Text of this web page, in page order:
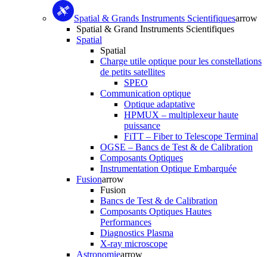
Spatial & Grands Instruments Scientifiquesarrow
Spatial & Grand Instruments Scientifiques
Spatial
Spatial
Charge utile optique pour les constellations
de petits satellites
SPEO
Communication optique
Optique adaptative
HPMUX – multiplexeur haute
puissance
FiTT – Fiber to Telescope Terminal
OGSE – Bancs de Test & de Calibration
Composants Optiques
Instrumentation Optique Embarquée
Fusionarrow
Fusion
Bancs de Test & de Calibration
Composants Optiques Hautes
Performances
Diagnostics Plasma
X-ray microscope
Astronomiearrow